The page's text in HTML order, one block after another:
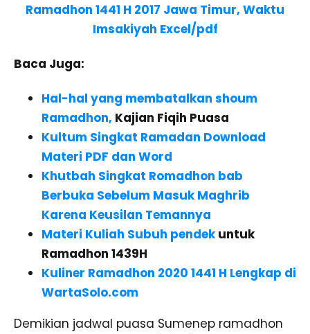
Ramadhon 1441 H 2017 Jawa Timur, Waktu
Imsakiyah Excel/pdf
Baca Juga:
Hal-hal yang membatalkan shoum
Ramadhon, Kajian Fiqih Puasa
Kultum Singkat Ramadan Download
Materi PDF dan Word
Khutbah Singkat Romadhon bab
Berbuka Sebelum Masuk Maghrib
Karena Keusilan Temannya
Materi Kuliah Subuh pendekuntuk
Ramadhon 1439H
Kuliner Ramadhon 2020 1441 H Lengkap di
WartaSolo.com
Demikian jadwal puasa Sumenep ramadhon